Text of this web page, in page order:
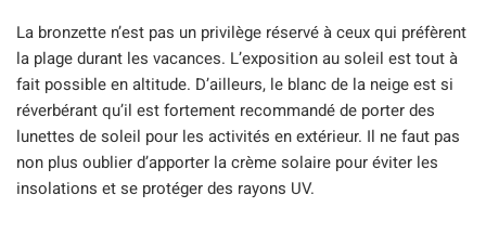
La bronzette n’est pas un privilège réservé à ceux qui préfèrent
la plage durant les vacances. L’exposition au soleil est tout à
fait possible en altitude. D’ailleurs, le blanc de la neige est si
réverbérant qu’il est fortement recommandé de porter des
lunettes de soleil pour les activités en extérieur. Il ne faut pas
non plus oublier d’apporter la crème solaire pour éviter les
insolations et se protéger des rayons UV.